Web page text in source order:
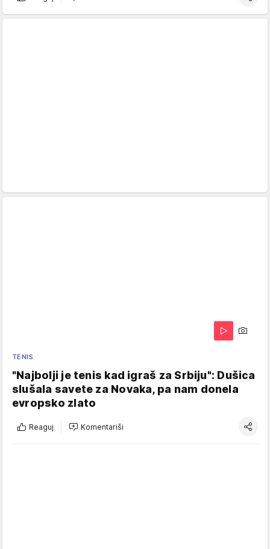
TENIS
"Najbolji je tenis kad igraš za Srbiju": Dušica
slušala savete za Novaka, pa nam donela
evropsko zlato
Reaguj Komentariši